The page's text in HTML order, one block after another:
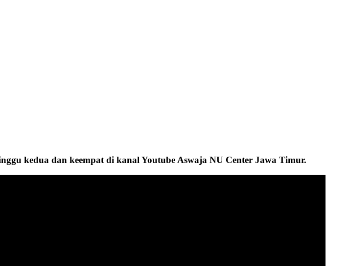
kedua dan keempat di kanal Youtube Aswaja NU Center Jawa Timur.